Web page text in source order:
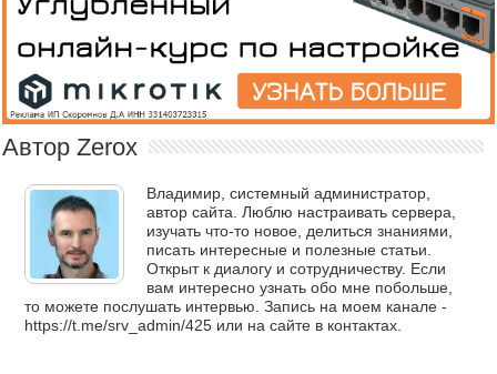
Автор Zerox
Владимир, системный администратор,
автор сайта. Люблю настраивать сервера,
изучать что-то новое, делиться знаниями,
писать интересные и полезные статьи.
Открыт к диалогу и сотрудничеству. Если
вам интересно узнать обо мне побольше,
то можете послушать интервью. Запись на моем канале -
https://t.me/srv_admin/425 или на сайте в контактах.